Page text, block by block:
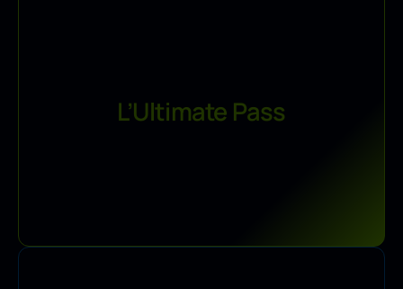
L’Ultimate Pass
garantissant un développement continu des compétences